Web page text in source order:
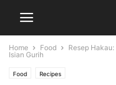
Home Food
Resep
Isian Gurih
Food Recipes